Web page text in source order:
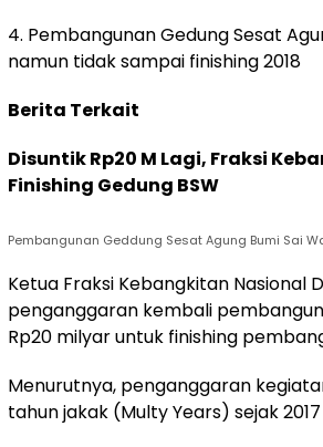
4. Pembangunan Gedung Sesat
namun tidak sampai finishing 2018
Berita Terkait
Disuntik Rp20 M Lagi, Fraksi
Finishing Gedung BSW
Pembangunan Geddung Sesat Agung Bumi Sai
Ketua Fraksi Kebangkitan Nasional
penganggaran kembali
Rp20 milyar untuk finishing
Menurutnya, penganggaran
tahun jakak (Multy Years) sejak 2017